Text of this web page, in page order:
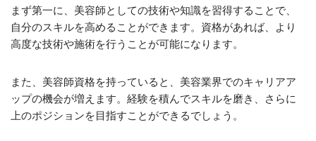
まず第一に、美容師としての技術や知識を習得することで、
自分のスキルを高めることができます。資格があれば、より
高度な技術や施術を行うことが可能になります。
また、美容師資格を持っていると、美容業界でのキャリアア
ップの機会が増えます。経験を積んでスキルを磨き、さらに
上のポジションを目指すことができるでしょう。